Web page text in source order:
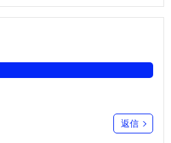
返信